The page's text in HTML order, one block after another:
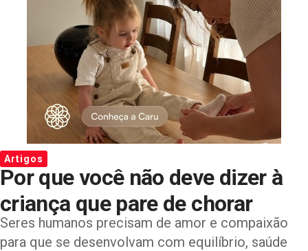
Artigos
Por que você não deve dizer à
criança que pare de chorar
Seres humanos precisam de amor e compaixão
para que se desenvolvam com equilíbrio, saúde